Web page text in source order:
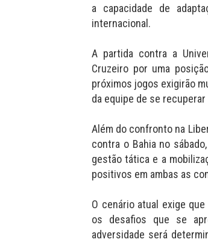
a capacidade de
internacional.
A partida contra a
Cruzeiro por uma
próximos jogos exigirão
da equipe de se
Além do confronto na
contra o Bahia no
gestão tática e a
positivos em ambas as
O cenário atual exige
os desafios que se
adversidade será